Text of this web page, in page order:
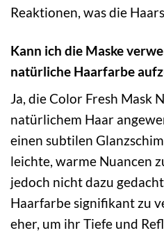
Reaktionen, was die
Kann ich die Maske
natürliche Haarfarbe
Ja, die Color Fresh Mask
natürlichem Haar
einen subtilen
leichte, warme Nuancen
jedoch nicht dazu
Haarfarbe signifikant zu
eher, um ihr Tiefe und